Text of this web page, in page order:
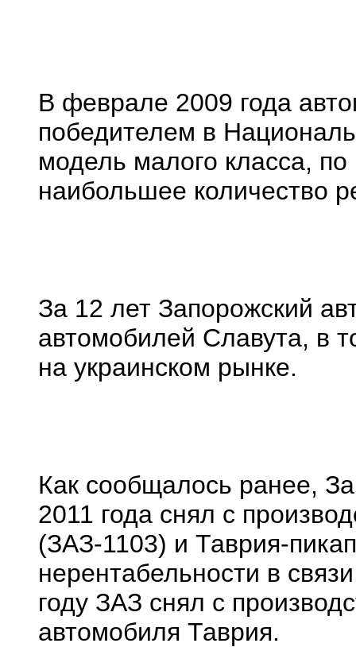
В феврале 2009 года
победителем в
модель малого класса,
наибольшее количество
За 12 лет Запорожский
автомобилей Славута, в
на украинском рынке.
Как сообщалось ранее,
2011 года снял с
(ЗАЗ-1103) и Таврия-
нерентабельности в
году ЗАЗ снял с
автомобиля Таврия.